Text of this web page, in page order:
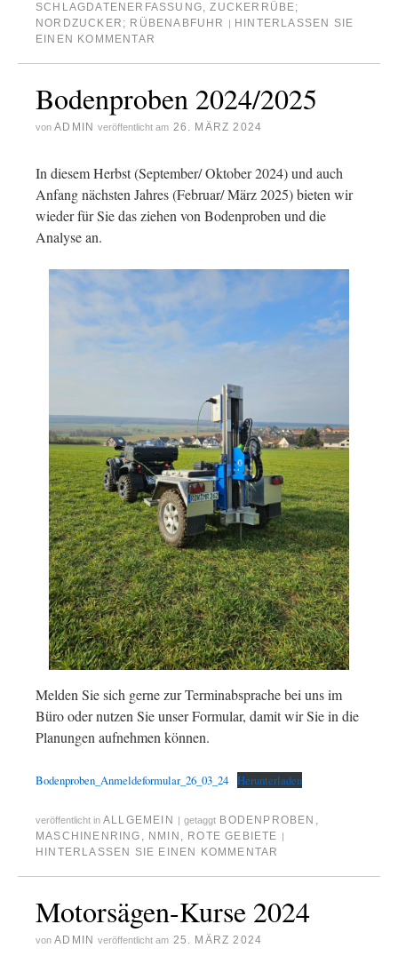
SCHLAGDATENERFASSUNG,ZUCKERRÜBE;
NORDZUCKER; RÜBENABFUHR
HINTERLASSEN SIE
EINEN KOMMENTAR
Bodenproben 2024/2025
von ADMIN veröffentlicht am 26. MÄRZ 2024
In diesem Herbst (September/ Oktober 2024) und auch
Anfang nächsten Jahres (Februar/ März 2025) bieten wir
wieder für Sie das ziehen von Bodenproben und die
Analyse an.
Melden Sie sich gerne zur Terminabsprache bei uns im
Büro oder nutzen Sie unser Formular, damit wir Sie in die
Planungen aufnehmen können.
Bodenproben_Anmeldeformular_26_03_24 Herunterladen
veröffentlicht in ALLGEMEIN getaggt BODENPROBEN ,
MASCHINENRING , NMIN , ROTE GEBIETE
HINTERLASSEN SIE EINEN KOMMENTAR
Motorsägen-Kurse 2024
von ADMIN veröffentlicht am 25. MÄRZ 2024